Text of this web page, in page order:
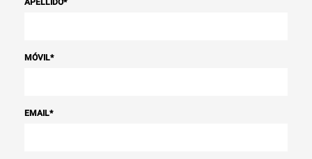
MÓVIL*
EMAIL*